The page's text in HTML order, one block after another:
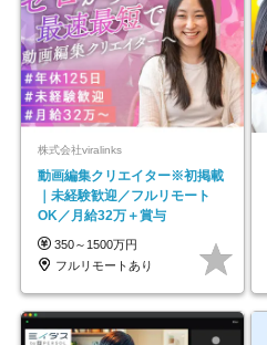
株式会社viralinks
動画編集クリエイター※初掲載
｜未経験歓迎／フルリモート
OK／月給32万＋賞与
350～1500万円
フルリモートあり